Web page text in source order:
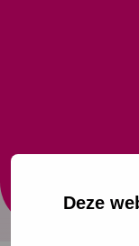
Deze
bieden voor de